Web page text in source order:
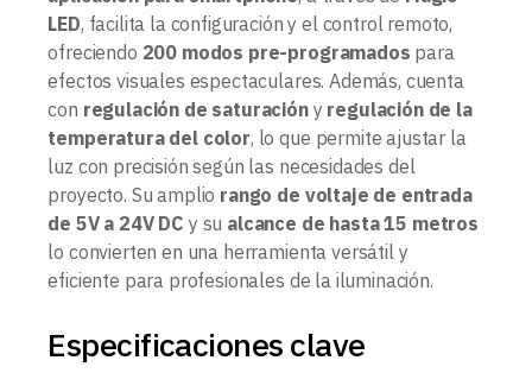
LED, facilita la configuración y el control remoto,
ofreciendo 200 modos pre-programados para
efectos visuales espectaculares. Además, cuenta
con regulación de saturacióny regulación de la
temperatura del color, lo que permite ajustar la
luz con precisión según las necesidades del
proyecto. Su amplio rango de voltaje de entrada
de 5V a 24V DC y su alcance de hasta 15 metros
lo convierten en una herramienta versátil y
eficiente para profesionales de la iluminación.
Especificaciones clave